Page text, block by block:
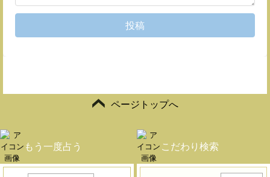
投稿
ページトップへ
もう一度占う こだわり検索